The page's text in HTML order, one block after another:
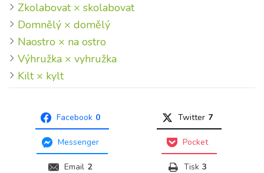
Zkolabovat × skolabovat
Domnělý × domělý
Naostro × na ostro
Výhružka × vyhružka
Kilt × kylt
Facebook 0 Twitter 7
Messenger Pocket
Email 2 Tisk 3